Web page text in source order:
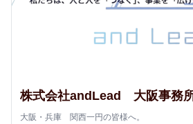
株式会社andLead 大阪事務
大阪・兵庫 関西一円の皆様へ。